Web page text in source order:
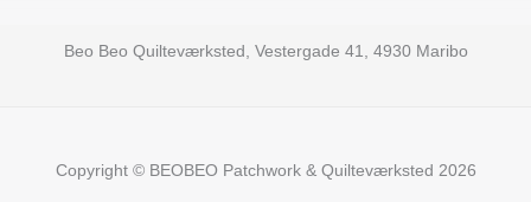
Beo Beo Quilteværksted, Vestergade 41, 4930 Maribo
Copyright © BEOBEO Patchwork & Quilteværksted 2026